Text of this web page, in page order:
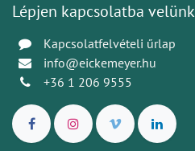
Lépjen kapcsolatba velünk
Kapcsolatfelvételi űrlap
info@eickemeyer.hu
+36 1 206 9555